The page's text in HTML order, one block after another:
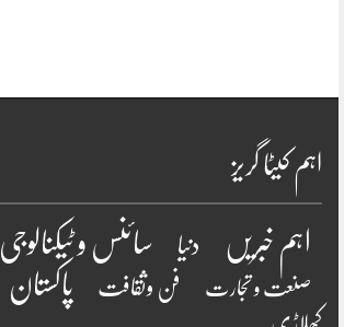
اہم کیٹا گریز
اہم خبریں دنیا سائنس و ٹیکنالوجی
صنعت و تجارت فن وثقافت پاکستان